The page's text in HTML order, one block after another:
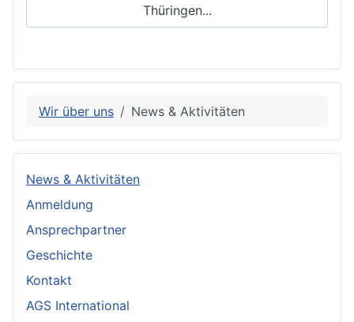
Thüringen...
Wir über uns News & Aktivitäten
News & Aktivitäten
Anmeldung
Ansprechpartner
Geschichte
Kontakt
AGS International